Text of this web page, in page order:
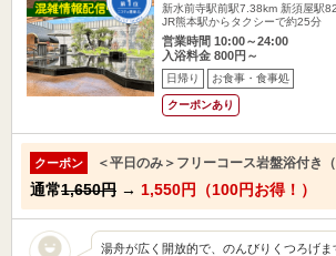
新水前寺駅前駅7.38km 新須屋駅
JR熊本駅からタクシーで約25分
営業時間 10:00～24:00
入浴料金 800円～
日帰り お食事・食事処
クーポンあり
クーポン ＜平日のみ＞フリーコース岩盤浴付き
通常1,650円 → 1,550円（100円お得！）
湯舟が広く開放的で、のんびりくつろげ